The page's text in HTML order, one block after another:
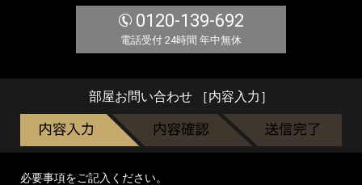
0120-139-692
電話受付 24時間 年中無休
部屋お問い合わせ ［内容入力］
必要事項をご記入ください。